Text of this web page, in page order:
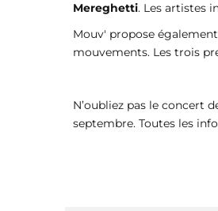
Mereghetti. Les artistes
Mouv' propose
mouvements. Les trois
N’oubliez pas le concert
septembre. Toutes les